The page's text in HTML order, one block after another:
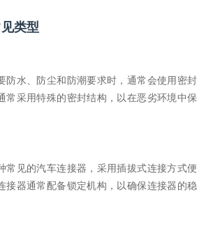
类型
常采用特殊的密封结构，以在恶劣环境中保
接器通常配备锁定机构，以确保连接器的稳